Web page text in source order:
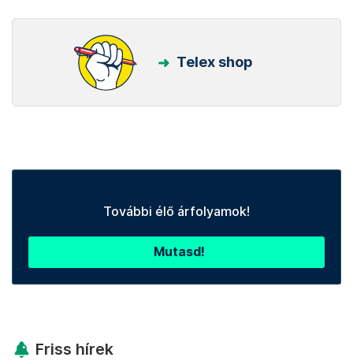
Telex shop
További élő árfolyamok!
Mutasd!
Friss hírek